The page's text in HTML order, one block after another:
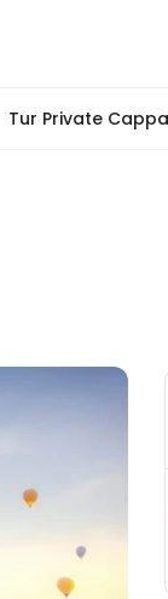
Tur Private